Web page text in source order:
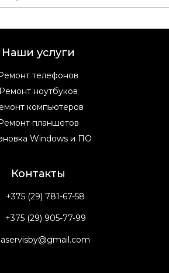
Наши услуги
телефонов
Ремонт ноутбуков
компьютеров
планшетов
Windows и ПО
Контакты
+375 (29) 781-67-58
+375 (29) 905-77-99
aservisby@gmail.com